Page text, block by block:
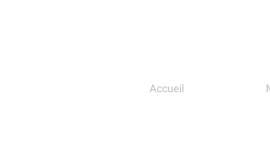
Accueil